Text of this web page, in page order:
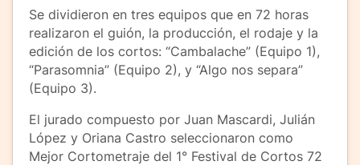
Se dividieron en tres equipos que en 72 horas
realizaron el guión, la producción, el rodaje y la
edición de los cortos: “Cambalache” (Equipo 1),
“Parasomnia” (Equipo 2), y “Algo nos separa”
(Equipo 3).
El jurado compuesto por Juan Mascardi, Julián
López y Oriana Castro seleccionaron como
Mejor Cortometraje del 1° Festival de Cortos 72